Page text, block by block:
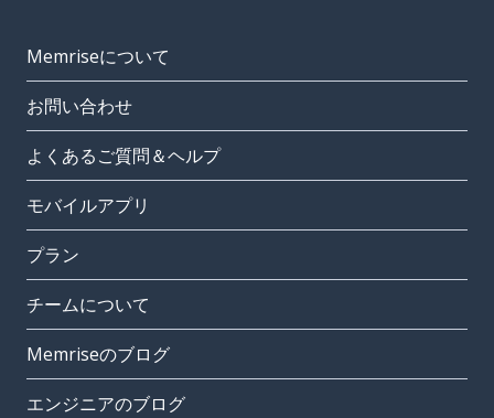
Memriseについて
お問い合わせ
よくあるご質問＆ヘルプ
モバイルアプリ
プラン
チームについて
Memriseのブログ
エンジニアのブログ